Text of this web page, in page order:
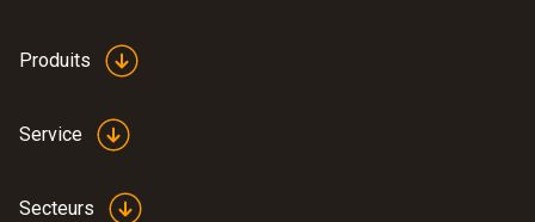
Produits
Service
Secteurs